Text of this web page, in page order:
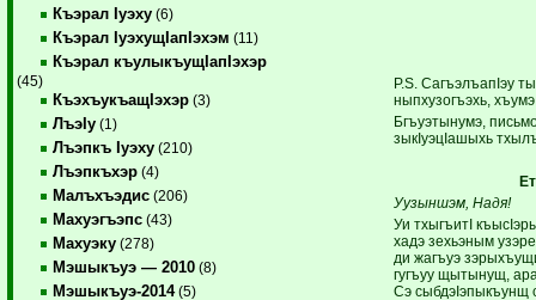
Къэрал Iуэху (6)
Къэрал IуэхущIапIэхэм (11)
Къэрал къулыкъущIапIэхэр
(45)
КъэхъукъащIэхэр (3)
ЛъэIу (1)
Лъэпкъ Iуэху (210)
Лъэпкъхэр (4)
Малъхъэдис (206)
Махуэгъэпс (43)
Махуэку (278)
Мэшыкъуэ — 2010 (8)
Мэшыкъуэ-2014(5)
P.S. СагъэлъапIэу
ныпхузогъэхь,
Бгъуэтынумэ,
зыкIуэцIашыхь
Уузыншэм, Надя!
Уи тхыгъитI
хадэ зехьэным
ди жагъуэ
гугъуу щытынущ,
Сэ сыбдэIэпыкъунщ